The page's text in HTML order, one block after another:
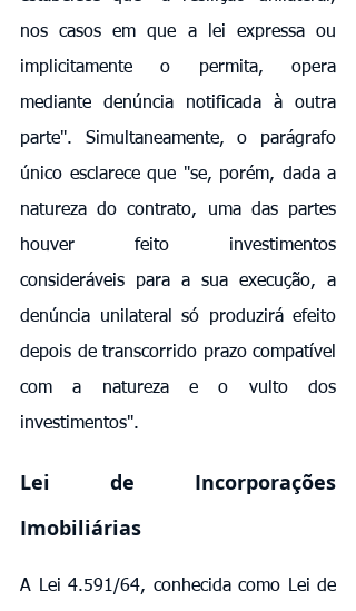
nos casos em que a lei expressa ou
implicitamente o permita, opera
mediante denúncia notificada à outra
parte". Simultaneamente, o parágrafo
único esclarece que "se, porém, dada a
natureza do contrato, uma das partes
houver feito investimentos
consideráveis para a sua execução, a
denúncia unilateral só produzirá efeito
depois de transcorrido prazo compatível
com a natureza e o vulto dos
investimentos".
Lei de Incorporações
Imobiliárias
A Lei 4.591/64, conhecida como Lei de